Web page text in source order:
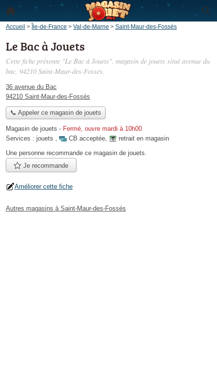
Accueil > Île-de-France > Val-de-Marne > Saint-Maur-des-Fossés
Le Bac à Jouets
Cette fiche présente "Le Bac à Jouets", magasin de jouets situé avenue du
bac, 94210 Saint-Maur-des-Fossés.
36 avenue du Bac
94210 Saint-Maur-des-Fossés
📞 Appeler ce magasin de jouets
Magasin de jouets - Fermé, ouvre mardi à 10h00
Services : jouets , CB acceptée,
retrait en magasin
Une personne recommande ce magasin de jouets.
Je recommande
Améliorer cette fiche
Autres magasins à Saint-Maur-des-Fossés